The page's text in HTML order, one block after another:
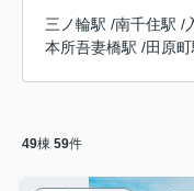
三ノ輪駅 /南千住駅 /
本所吾妻橋駅 /田原
49棟 59件